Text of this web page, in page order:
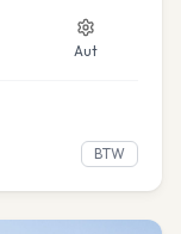
Aut
BTW